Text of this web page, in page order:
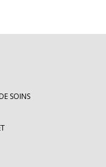
SOINS